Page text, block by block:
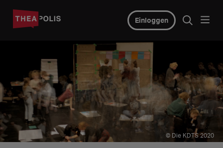
Einloggen
© Die KDTS 2020